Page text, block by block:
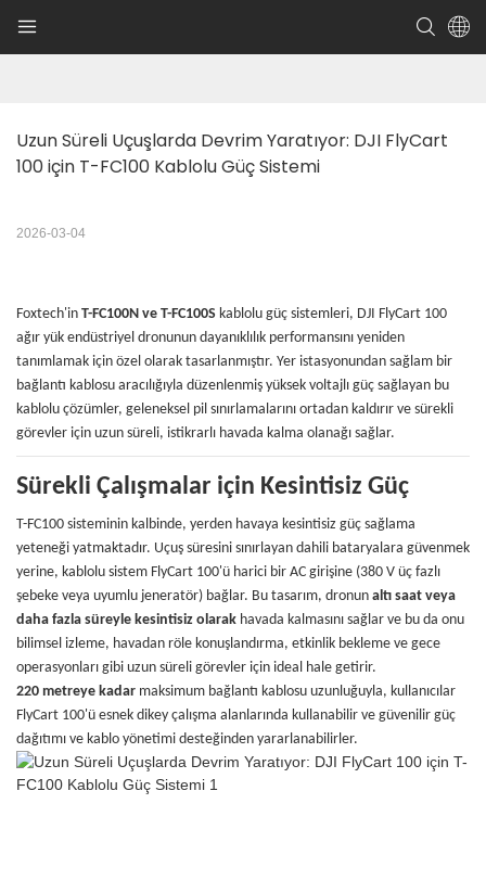
Uzun Süreli Uçuşlarda Devrim Yaratıyor: DJI FlyCart
100 için T-FC100 Kablolu Güç Sistemi
2026-03-04
Foxtech'in T-FC100N ve T-FC100S kablolu güç sistemleri, DJI FlyCart 100
ağır yük endüstriyel dronunun dayanıklılık performansını yeniden
tanımlamak için özel olarak tasarlanmıştır. Yer istasyonundan sağlam bir
bağlantı kablosu aracılığıyla düzenlenmiş yüksek voltajlı güç sağlayan bu
kablolu çözümler, geleneksel pil sınırlamalarını ortadan kaldırır ve sürekli
görevler için uzun süreli, istikrarlı havada kalma olanağı sağlar.
Sürekli Çalışmalar için Kesintisiz Güç
T-FC100 sisteminin kalbinde, yerden havaya kesintisiz güç sağlama
yeteneği yatmaktadır. Uçuş süresini sınırlayan dahili bataryalara güvenmek
yerine, kablolu sistem FlyCart 100'ü harici bir AC girişine (380 V üç fazlı
şebeke veya uyumlu jeneratör) bağlar. Bu tasarım, dronun altı saat veya
daha fazla süreyle kesintisiz olarak havada kalmasını sağlar ve bu da onu
bilimsel izleme, havadan röle konuşlandırma, etkinlik bekleme ve gece
operasyonları gibi uzun süreli görevler için ideal hale getirir.
220 metreye kadar maksimum bağlantı kablosu uzunluğuyla, kullanıcılar
FlyCart 100'ü esnek dikey çalışma alanlarında kullanabilir ve güvenilir güç
dağıtımı ve kablo yönetimi desteğinden yararlanabilirler.